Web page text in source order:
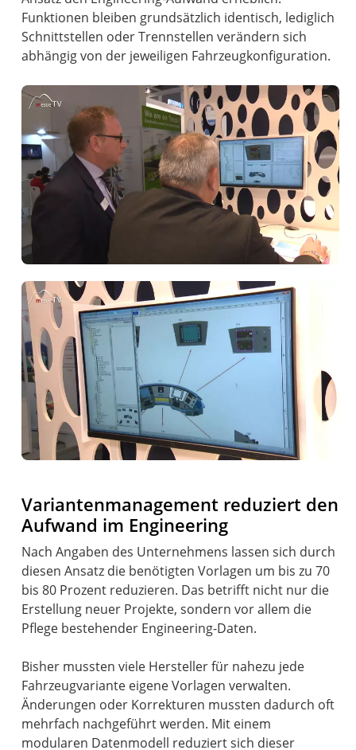
Funktionen bleiben grundsätzlich identisch, lediglich
Schnittstellen oder Trennstellen verändern sich
abhängig von der jeweiligen Fahrzeugkonfiguration.
Variantenmanagement reduziert den
Aufwand im Engineering
Nach Angaben des Unternehmens lassen sich durch
diesen Ansatz die benötigten Vorlagen um bis zu 70
bis 80 Prozent reduzieren. Das betrifft nicht nur die
Erstellung neuer Projekte, sondern vor allem die
Pflege bestehender Engineering-Daten.
Bisher mussten viele Hersteller für nahezu jede
Fahrzeugvariante eigene Vorlagen verwalten.
Änderungen oder Korrekturen mussten dadurch oft
mehrfach nachgeführt werden. Mit einem
modularen Datenmodell reduziert sich dieser